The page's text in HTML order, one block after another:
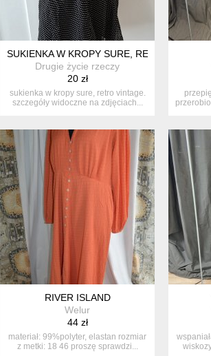
SUKIENKA W KROPY SURE, RETRO VINTAGE.
Drugie życie rzeczy
20 zł
sukienka w kropy sure, retro vintage.
szczegóły widoczne na zdjęciach...
RIVER ISLAND
Welur
44 zł
materiał: 99%polyter, elastan rozmiar
z metki: 18 46 proszę sprawdzi...